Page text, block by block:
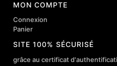
MON COMPTE
Connexion
Panier
SITE 100% SÉCURISÉ
grâce au certificat